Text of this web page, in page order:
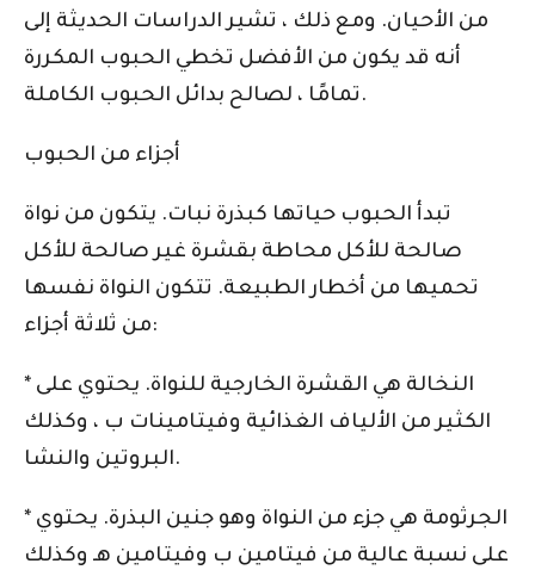
من الأحيان. ومع ذلك ، تشير الدراسات الحديثة إلى
أنه قد يكون من الأفضل تخطي الحبوب المكررة
تمامًا ، لصالح بدائل الحبوب الكاملة.
أجزاء من الحبوب
تبدأ الحبوب حياتها كبذرة نبات. يتكون من نواة
صالحة للأكل محاطة بقشرة غير صالحة للأكل
تحميها من أخطار الطبيعة. تتكون النواة نفسها
من ثلاثة أجزاء:
* النخالة هي القشرة الخارجية للنواة. يحتوي على
الكثير من الألياف الغذائية وفيتامينات ب ، وكذلك
البروتين والنشا.
* الجرثومة هي جزء من النواة وهو جنين البذرة. يحتوي
على نسبة عالية من فيتامين ب وفيتامين هـ وكذلك